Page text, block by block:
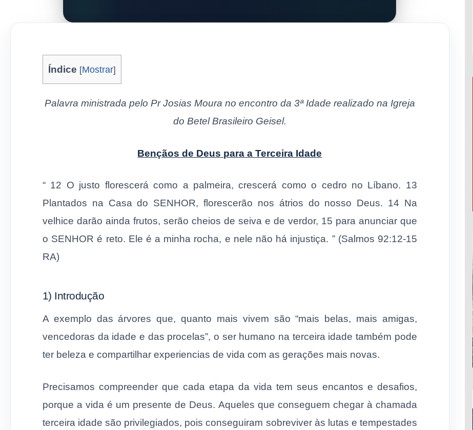
Índice [Mostrar]
Palavra ministrada pelo Pr Josias Moura no encontro da 3ª Idade realizado na Igreja
do Betel Brasileiro Geisel.
Bençãos de Deus para a Terceira Idade
“ 12 O justo florescerá como a palmeira, crescerá como o cedro no Líbano. 13
Plantados na Casa do SENHOR, florescerão nos átrios do nosso Deus. 14 Na
velhice darão ainda frutos, serão cheios de seiva e de verdor, 15 para anunciar que
o SENHOR é reto. Ele é a minha rocha, e nele não há injustiça. ” (Salmos 92:12-15
RA)
1) Introdução
A exemplo das árvores que, quanto mais vivem são “mais belas, mais amigas,
vencedoras da idade e das procelas”, o ser humano na terceira idade também pode
ter beleza e compartilhar experiencias de vida com as gerações mais novas.
Precisamos compreender que cada etapa da vida tem seus encantos e desafios,
porque a vida é um presente de Deus. Aqueles que conseguem chegar à chamada
terceira idade são privilegiados, pois conseguiram sobreviver às lutas e tempestades